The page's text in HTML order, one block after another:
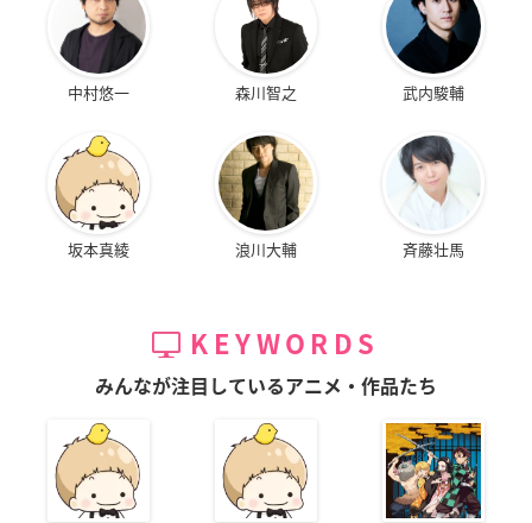
中村悠一 森川智之 武内駿輔
坂本真綾 浪川大輔 斉藤壮馬
KEYWORDS
みんなが注目しているアニメ・作品たち